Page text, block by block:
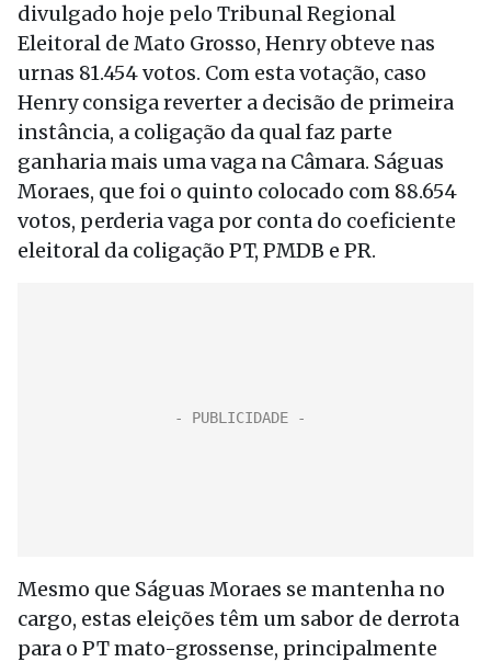
divulgado hoje pelo Tribunal Regional
Eleitoral de Mato Grosso, Henry obteve nas
urnas 81.454 votos. Com esta votação, caso
Henry consiga reverter a decisão de primeira
instância, a coligação da qual faz parte
ganharia mais uma vaga na Câmara. Ságuas
Moraes, que foi o quinto colocado com 88.654
votos, perderia vaga por conta do coeficiente
eleitoral da coligação PT, PMDB e PR.
Mesmo que Ságuas Moraes se mantenha no
cargo, estas eleições têm um sabor de derrota
para o PT mato-grossense, principalmente